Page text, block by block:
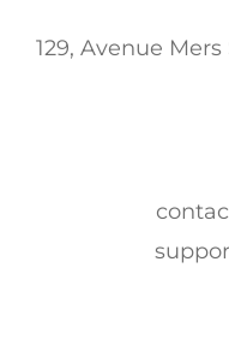
129, Avenue